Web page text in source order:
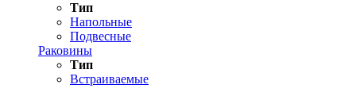
Тип
Напольные
Подвесные
Раковины
Тип
Встраиваемые